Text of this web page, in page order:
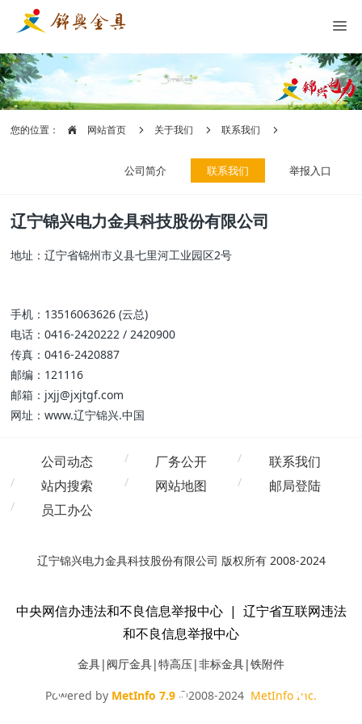
您的位置： 网站首页 关于我们 联系我们
公司简介 联系我们 举报入口
辽宁锦兴电力金具科技股份有限公司
地址：辽宁省锦州市义县七里河工业园区2号
手机：13516063626 (云总)
电话：0416-2420222 / 2420900
传真：0416-2420887
邮编：121116
邮箱：jxjj@jxjtgf.com
网址：www.辽宁锦兴.中国
公司动态 厂务公开
联系我们
站内搜索
网站地图
邮局登陆
员工办公
辽宁锦兴电力金具科技股份有限公司 版权所有 2008-2024
中央网信办违法和不良信息举报中心| 辽宁省互联网违法
和不良信息举报中心
金具|阀厅金具|特高压|非标金具|铁附件
Powered by MetInfo 7.9 ©2008-2024 MetInfo Inc.